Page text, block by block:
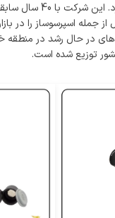
مرکزی آن در دبی
محصول از جمله اسپرسوساز را
در حال رشد در منطقه